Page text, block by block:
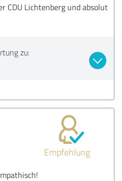
CDU Lichtenberg und absolut
zu:
Empfehlung